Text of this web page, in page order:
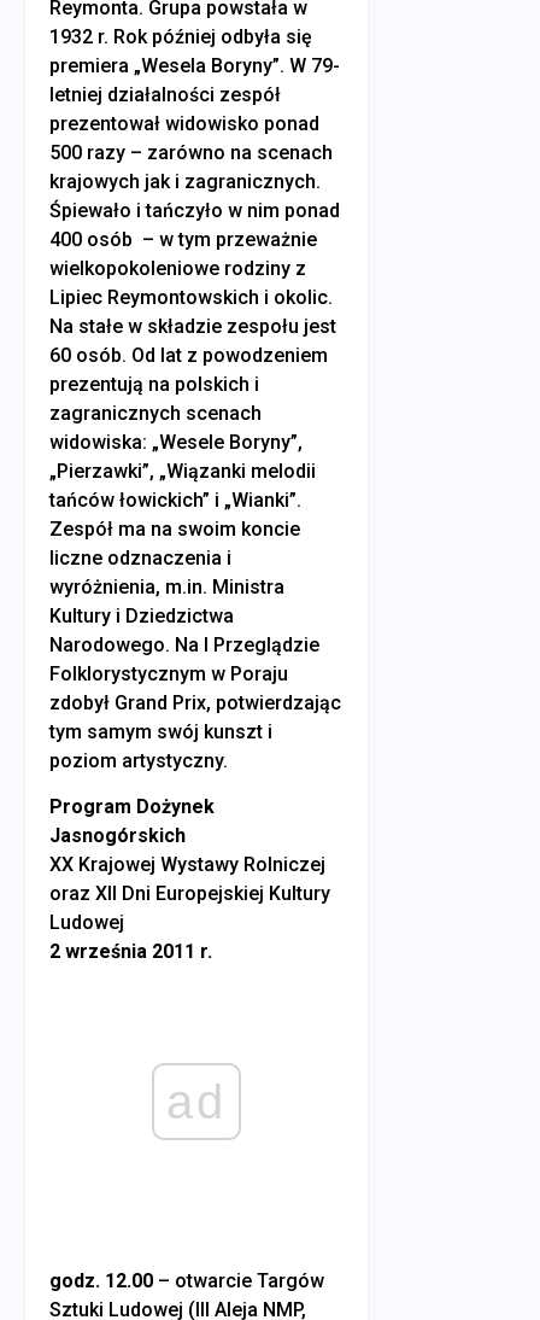
Reymonta. Grupa powstała w
1932 r. Rok później odbyła się
premiera „Wesela Boryny”. W 79-
letniej działalności zespół
prezentował widowisko ponad
500 razy – zarówno na scenach
krajowych jak i zagranicznych.
Śpiewało i tańczyło w nim ponad
400 osób – w tym przeważnie
wielkopokoleniowe rodziny z
Lipiec Reymontowskich i okolic.
Na stałe w składzie zespołu jest
60 osób. Od lat z powodzeniem
prezentują na polskich i
zagranicznych scenach
widowiska: „Wesele Boryny”,
„Pierzawki”, „Wiązanki melodii
tańców łowickich” i „Wianki”.
Zespół ma na swoim koncie
liczne odznaczenia i
wyróżnienia, m.in. Ministra
Kultury i Dziedzictwa
Narodowego. Na I Przeglądzie
Folklorystycznym w Poraju
zdobył Grand Prix, potwierdzając
tym samym swój kunszt i
poziom artystyczny.
Program Dożynek
Jasnogórskich
XX Krajowej Wystawy Rolniczej
oraz XII Dni Europejskiej Kultury
Ludowej
2 września 2011 r.
ad
godz. 12.00 – otwarcie Targów
Sztuki Ludowej (III Aleja NMP,